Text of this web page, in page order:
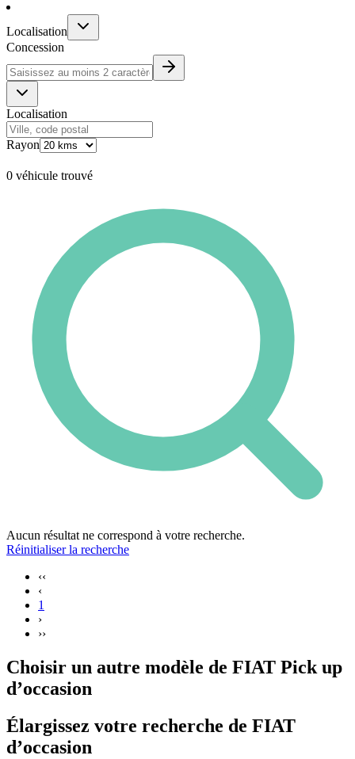
Localisation
Concession
Localisation
Rayon
0 véhicule trouvé
Aucun résultat ne correspond à votre recherche.
Réinitialiser la recherche
‹‹
‹
1
›
››
Choisir un autre modèle de FIAT Pick up
d’occasion
Élargissez votre recherche de FIAT
d’occasion